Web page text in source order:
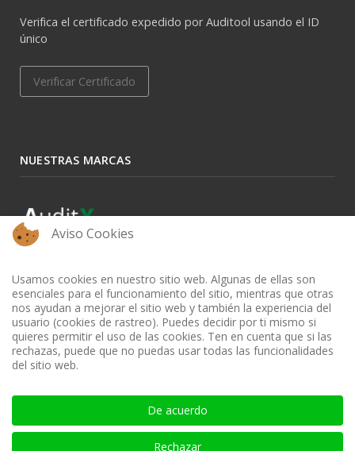
Verifica el certificado expedido por Auditool usando el ID
único
Verificar Certificado
NUESTRAS MARCAS
BIBLIOTECA AUDITOOL - ISSN: 2665-1696 y 2665-3508
Aviso Cookies
Usamos cookies en nuestro sitio web. Algunas de ellas son
esenciales para el funcionamiento del sitio, mientras que otras
nos ayudan a mejorar el sitio web y también la experiencia del
usuario (cookies de rastreo). Puedes decidir por ti mismo si
quieres permitir el uso de las cookies. Ten en cuenta que si las
rechazas, puede que no puedas usar todas las funcionalidades
del sitio web.
De acuerdo
Rechazar